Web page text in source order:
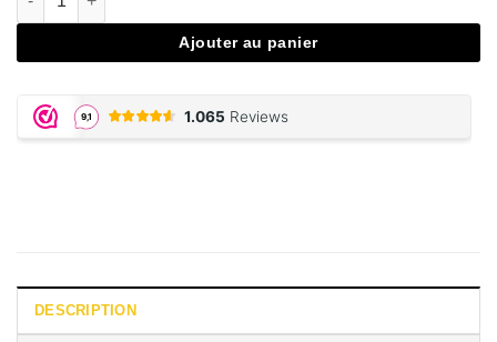
Ajouter au panier
DESCRIPTION